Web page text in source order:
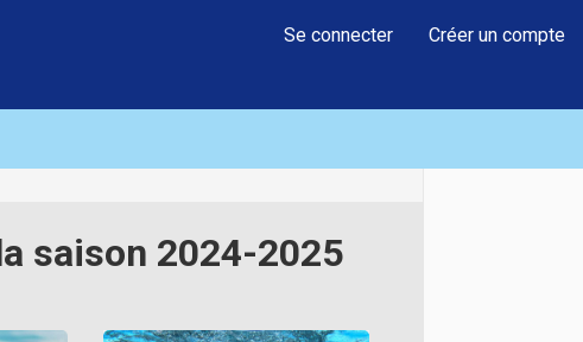
Se connecter Créer un compte
saison 2024-2025